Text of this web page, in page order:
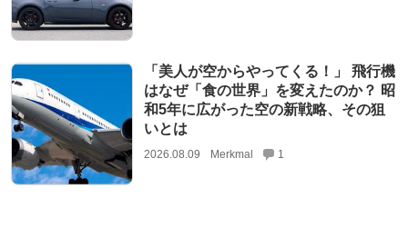
「美人が空からやってくる！」 飛行機
はなぜ「食の世界」を変えたのか？ 昭
和5年に広がった空の新戦略、その狙
いとは
2026.08.09 Merkmal 1